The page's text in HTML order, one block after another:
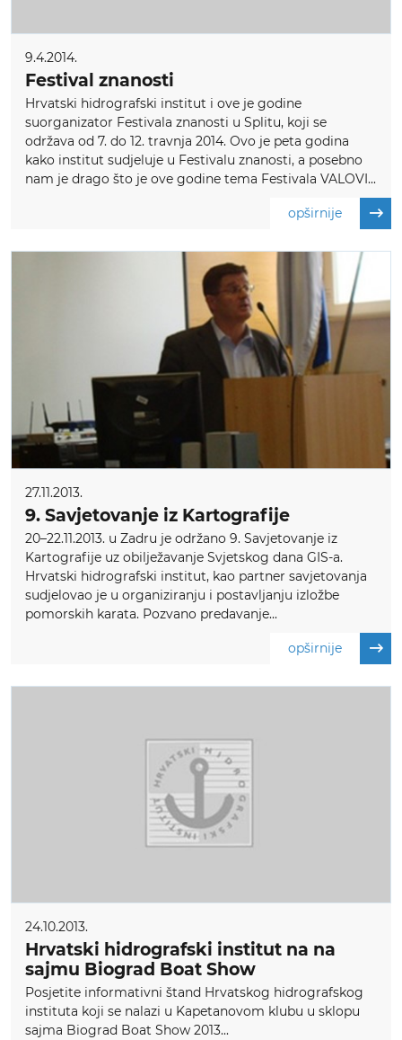
9.4.2014.
Festival znanosti
Hrvatski hidrografski institut i ove je godine
suorganizator Festivala znanosti u Splitu, koji se
održava od 7. do 12. travnja 2014. Ovo je peta godina
kako institut sudjeluje u Festivalu znanosti, a posebno
nam je drago što je ove godine tema Festivala VALOVI...
opširnije
27.11.2013.
9. Savjetovanje iz Kartografije
20–22.11.2013. u Zadru je održano 9. Savjetovanje iz
Kartografije uz obilježavanje Svjetskog dana GIS-a.
Hrvatski hidrografski institut, kao partner savjetovanja
sudjelovao je u organiziranju i postavljanju izložbe
pomorskih karata. Pozvano predavanje...
opširnije
24.10.2013.
Hrvatski hidrografski institut na na
sajmu Biograd Boat Show
Posjetite informativni štand Hrvatskog hidrografskog
instituta koji se nalazi u Kapetanovom klubu u sklopu
sajma Biograd Boat Show 2013...